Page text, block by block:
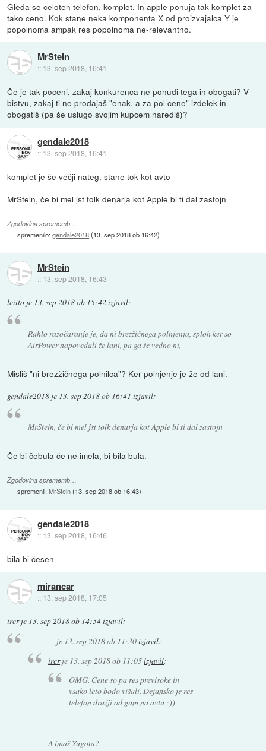
Gleda se celoten telefon, komplet. In apple ponuja tak komplet za
tako ceno. Kok stane neka komponenta X od proizvajalca Y je
popolnoma ampak res popolnoma ne-relevantno.
MrStein
:: 13. sep 2018, 16:41
Če je tak poceni, zakaj konkurenca ne ponudi tega in obogati? V
bistvu, zakaj ti ne prodajaš "enak, a za pol cene" izdelek in
obogatiš (pa še uslugo svojim kupcem narediš)?
gendale2018
:: 13. sep 2018, 16:41
komplet je še večji nateg, stane tok kot avto
MrStein, če bi mel jst tolk denarja kot Apple bi ti dal zastojn
Zgodovina sprememb…
spremenilo:gendale2018(13. sep 2018 ob 16:42)
MrStein
:: 13. sep 2018, 16:43
leiito je 13. sep 2018 ob 15:42 izjavil:
Rahlo razočaranje je, da ni brezžičnega polnjenja, sploh ker so
AirPower napovedali že lani, pa ga še vedno ni,
Misliš "ni brezžičnega polnilca"? Ker polnjenje je že od lani.
gendale2018 je 13. sep 2018 ob 16:41 izjavil:
MrStein, če bi mel jst tolk denarja kot Apple bi ti dal zastojn
Če bi čebula če ne imela, bi bila bula.
Zgodovina sprememb…
spremenil:MrStein(13. sep 2018 ob 16:43)
gendale2018
:: 13. sep 2018, 16:46
bila bi česen
mirancar
:: 13. sep 2018, 17:05
ircrje 13. sep 2018 ob 14:54izjavil:
je 13. sep 2018 ob 11:30izjavil:
ircrje 13. sep 2018 ob 11:05izjavil:
OMG. Cene so pa res previsoke in
vsako leto bodo višali. Dejansko je res
telefon dražji od gum na avtu :))
A imaš Yugota?